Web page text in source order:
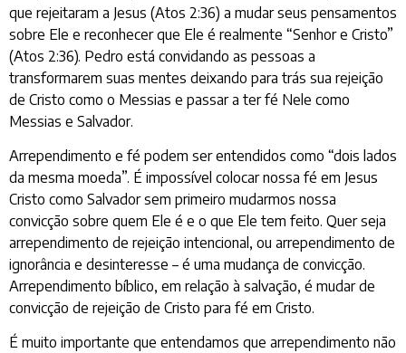
que rejeitaram a Jesus (Atos 2:36) a mudar seus pensamentos
sobre Ele e reconhecer que Ele é realmente “Senhor e Cristo”
(Atos 2:36). Pedro está convidando as pessoas a
transformarem suas mentes deixando para trás sua rejeição
de Cristo como o Messias e passar a ter fé Nele como
Messias e Salvador.
Arrependimento e fé podem ser entendidos como “dois lados
da mesma moeda”. É impossível colocar nossa fé em Jesus
Cristo como Salvador sem primeiro mudarmos nossa
convicção sobre quem Ele é e o que Ele tem feito. Quer seja
arrependimento de rejeição intencional, ou arrependimento de
ignorância e desinteresse – é uma mudança de convicção.
Arrependimento bíblico, em relação à salvação, é mudar de
convicção de rejeição de Cristo para fé em Cristo.
É muito importante que entendamos que arrependimento não